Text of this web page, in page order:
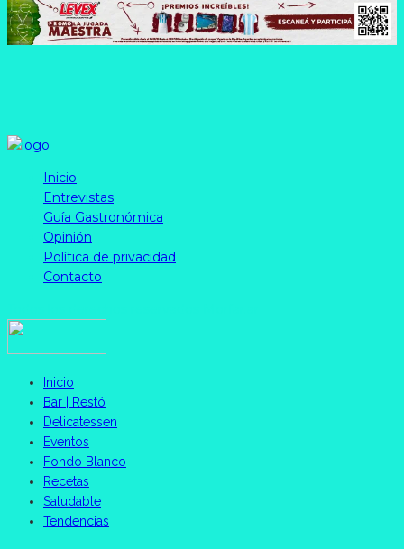
Inicio
Entrevistas
Guía Gastronómica
Opinión
Política de privacidad
Contacto
Inicio
Bar | Restó
Delicatessen
Eventos
Fondo Blanco
Recetas
Saludable
Tendencias